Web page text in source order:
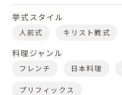
挙式スタイル
人前式 キリスト教式
料理ジャンル
フレンチ 日本料理
プリフィックス